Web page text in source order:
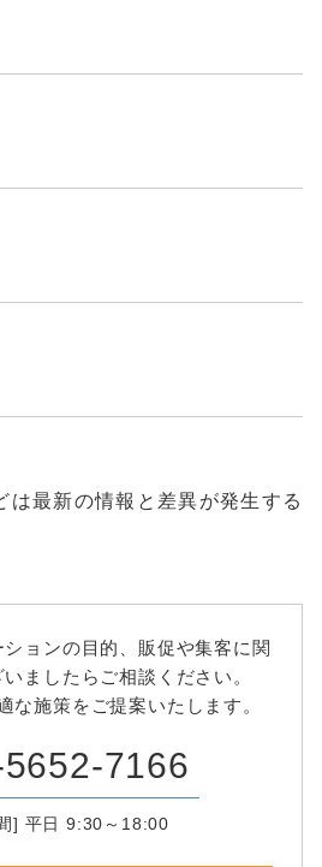
最新の情報と差異が発生する
ョンの目的、販促や集客に関
ましたらご相談ください。
な施策をご提案いたします。
7166
] 平日 9:30～18:00